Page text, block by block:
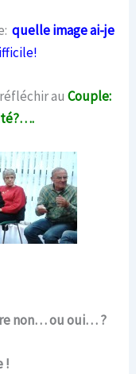
quelle image ai-je
auCouple:
non… ou oui… ?
!